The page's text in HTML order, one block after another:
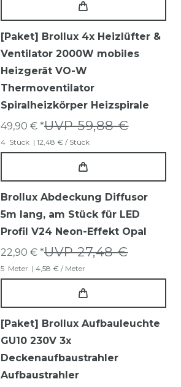
[Paket] Brollux 4x Heizlüfter &
Ventilator 2000W mobiles
Heizgerät VO-W
Thermoventilator
Spiralheizkörper Heizspirale
UVP 59,88 €
49,90 € *
4 Stück | 12,48 € / Stück
Brollux Abdeckung Diffusor
5m lang, am Stück für LED
Profil V24 Neon-Effekt Opal
UVP 27,48 €
22,90 € *
5 Meter | 4,58 € / Meter
[Paket] Brollux Aufbauleuchte
GU10 230V 3x
Deckenaufbaustrahler
Aufbaustrahler